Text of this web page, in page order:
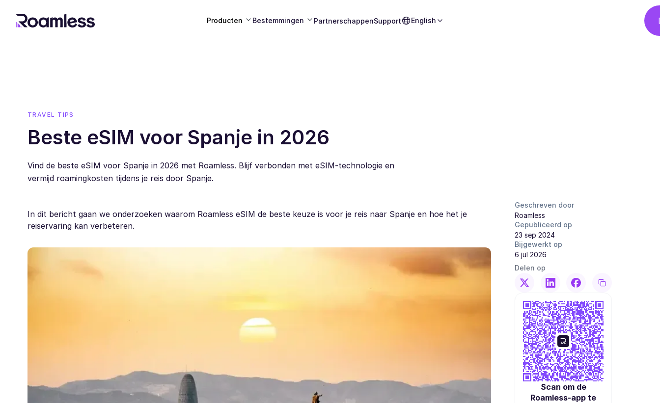
Producten Bestemmingen PartnerschappenSupport English
TRAVEL TIPS
Beste eSIM voor Spanje in 2026
Vind de beste eSIM voor Spanje in 2026 met Roamless. Blijf verbonden met eSIM-technologie en
vermijd roamingkosten tijdens je reis door Spanje.
In dit bericht gaan we onderzoeken waarom Roamless eSIM de beste keuze is voor je reis naar Spanje en hoe het je
reiservaring kan verbeteren.
Geschreven door
Roamless
Gepubliceerd op
23 sep 2024
Bijgewerkt op
6 jul 2026
Delen op
Scan om de
Roamless-app te